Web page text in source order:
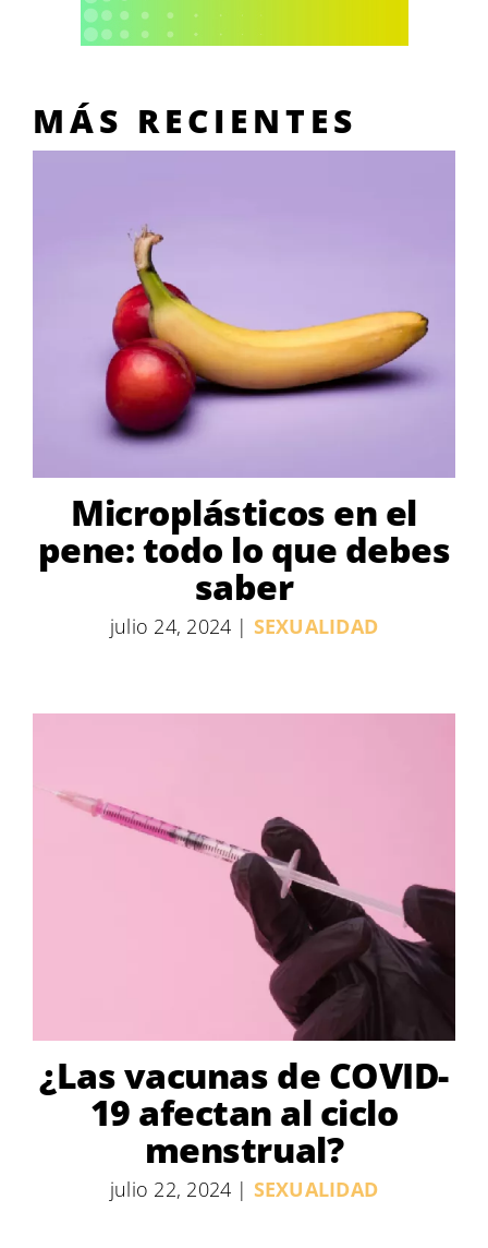
MÁS RECIENTES
Microplásticos en el
pene: todo lo que debes
saber
julio 24, 2024 | SEXUALIDAD
¿Las vacunas de COVID-
19 afectan al ciclo
menstrual?
julio 22, 2024 | SEXUALIDAD